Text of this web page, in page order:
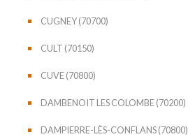
CUGNEY (70700)
CULT (70150)
CUVE (70800)
DAMBENOIT LES COLOMBE (70200)
DAMPIERRE-LÈS-CONFLANS (70800)